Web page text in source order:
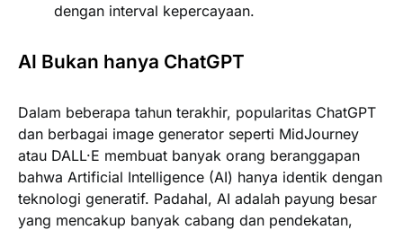
dengan interval kepercayaan.
AI Bukan hanya ChatGPT
Dalam beberapa tahun terakhir, popularitas ChatGPT
dan berbagai image generator seperti MidJourney
atau DALL·E membuat banyak orang beranggapan
bahwa Artificial Intelligence (AI) hanya identik dengan
teknologi generatif. Padahal, AI adalah payung besar
yang mencakup banyak cabang dan pendekatan,